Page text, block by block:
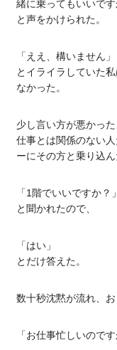
緒に乗ってもいいです
と声をかけられた。
「ええ、構いません」
とイライラしていた
なかった。
少し言い方が悪かっ
仕事とは関係のない
ーにその方と乗り込ん
「1階でいいですか？」
と聞かれたので、
「はい」
とだけ答えた。
数十秒沈黙が流れ、
「お仕事忙しいので